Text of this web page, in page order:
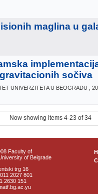
maglina u
sočiva
UNIVERZITETA U BEOGRADU ,
Now showing items 4-23 of 34
Faculty of
of Belgrade
trg 16
2027 801
2630 151